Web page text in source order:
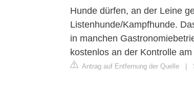
Hunde dürfen, an der Leine
Listenhunde/Kampfhunde.
in manchen
kostenlos an der Kontrolle
Antrag auf Entfernung der Quelle